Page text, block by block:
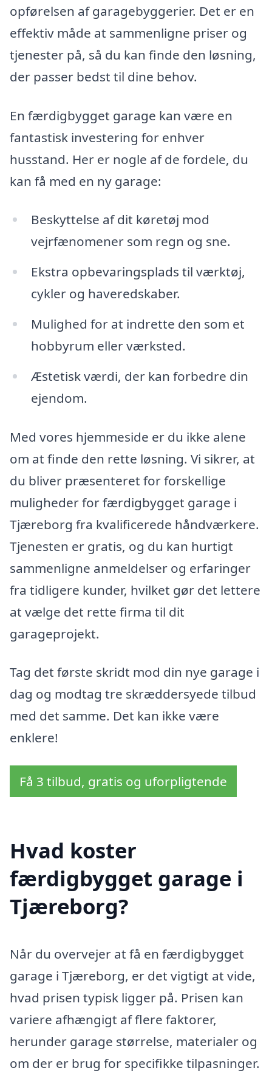
opførelsen af garagebyggerier. Det er en
effektiv måde at sammenligne priser og
tjenester på, så du kan finde den løsning,
der passer bedst til dine behov.
En færdigbygget garage kan være en
fantastisk investering for enhver
husstand. Her er nogle af de fordele, du
kan få med en ny garage:
Beskyttelse af dit køretøj mod
vejrfænomener som regn og sne.
Ekstra opbevaringsplads til værktøj,
cykler og haveredskaber.
Mulighed for at indrette den som et
hobbyrum eller værksted.
Æstetisk værdi, der kan forbedre din
ejendom.
Med vores hjemmeside er du ikke alene
om at finde den rette løsning. Vi sikrer, at
du bliver præsenteret for forskellige
muligheder for færdigbygget garage i
Tjæreborg fra kvalificerede håndværkere.
Tjenesten er gratis, og du kan hurtigt
sammenligne anmeldelser og erfaringer
fra tidligere kunder, hvilket gør det lettere
at vælge det rette firma til dit
garageprojekt.
Tag det første skridt mod din nye garage i
dag og modtag tre skræddersyede tilbud
med det samme. Det kan ikke være
enklere!
Få 3 tilbud, gratis og uforpligtende
Hvad koster
færdigbygget garage i
Tjæreborg?
Når du overvejer at få en færdigbygget
garage i Tjæreborg, er det vigtigt at vide,
hvad prisen typisk ligger på. Prisen kan
variere afhængigt af flere faktorer,
herunder garage størrelse, materialer og
om der er brug for specifikke tilpasninger.